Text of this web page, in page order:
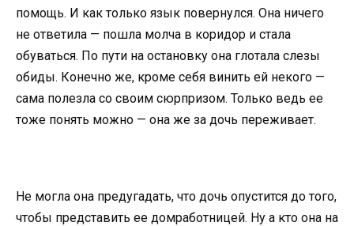
помощь. И как только язык повернулся. Она ничего
не ответила — пошла молча в коридор и стала
обуваться. По пути на остановку она глотала слезы
обиды. Конечно же, кроме себя винить ей некого —
сама полезла со своим сюрпризом. Только ведь ее
тоже понять можно — она же за дочь переживает.
Не могла она предугадать, что дочь опустится до того,
чтобы представить ее домработницей. Ну а кто она на